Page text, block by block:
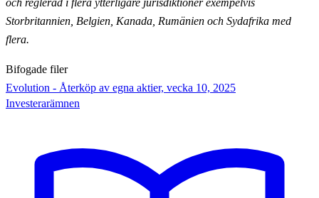
och reglerad i flera ytterligare jurisdiktioner exempelvis
Storbritannien, Belgien, Kanada, Rumänien och Sydafrika med
flera.
Bifogade filer
Evolution - Återköp av egna aktier, vecka 10, 2025
Investerarämnen